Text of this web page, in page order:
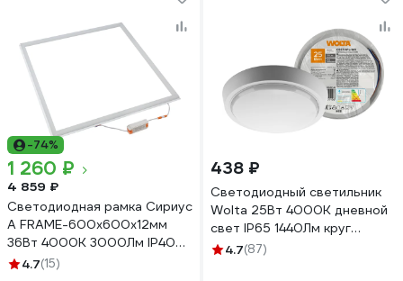
-74%
1 260 ₽
4 859 ₽
Светодиодная рамка Сириус
А FRAME-600x600x12мм
36Вт 4000К 3000Лм IP40
FRAME-600х600-36W-4K
4.7(15)
438 ₽
Светодиодный светильник
Wolta 25Вт 4000К дневной
свет IP65 1440Лм круг
LCL04-25W-R01-4K
4.7(87)